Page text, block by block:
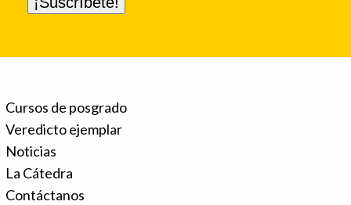
Cursos de posgrado
Veredicto ejemplar
Noticias
La Cátedra
Contáctanos